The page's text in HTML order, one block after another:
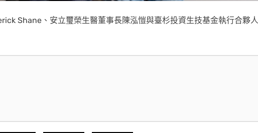
Shane、安立璽榮生醫董事長陳泓愷與臺杉投資生技基金執行合夥人